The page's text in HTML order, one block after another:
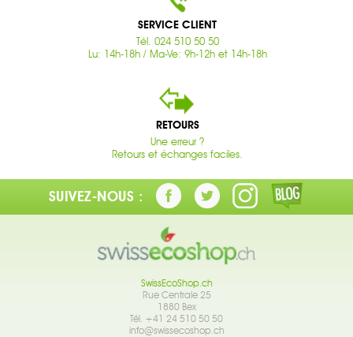
SERVICE CLIENT
Tél. 024 510 50 50
Lu: 14h-18h / Ma-Ve: 9h-12h et 14h-18h
RETOURS
Une erreur ?
Retours et échanges faciles.
SUIVEZ-NOUS :
SwissEcoShop.ch
Rue Centrale 25
1880 Bex
Tél. +41 24 510 50 50
info@swissecoshop.ch